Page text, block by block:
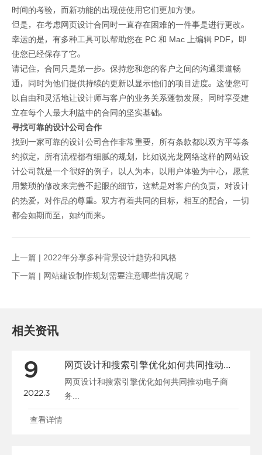
时间的考验，而新功能的出现使使用它们更加方便。
但是，在考虑网页设计合同时一直存在困难的一件事是进行更改。
幸运的是，有多种工具可以帮助您在 PC 和 Mac 上编辑 PDF，即
使您已经保存了它。
请记住，合同只是第一步。保持您和您的客户之间的沟通渠道畅
通，同时为他们提供持续的更新以显示他们的项目进度。这使您可
以自由和灵活地让设计师与客户的业务关系蓬勃发展，同时享受建
立在每个人最大利益中的合同的坚实基础。
寻找可靠的设计公司合作
找到一家可靠的设计公司合作非常重要，所有条款都以双方平等条
约拟定，所有流程都有细腻的规划，比如说光龙网络这样的网站设
计公司就是一个很好的例子，以人为本，以用户体验为中心，愿意
用繁琐的修改来完善不起眼的细节，这就是对客户的负责，对设计
的热爱，对作品的尊重。双方有着共同的目标，相互的配合，一切
都会如期而至，如约而来。
上一篇 | 2022年分享多种背景设计趋势和风格
下一篇 | 网站建设制作规划需要注意哪些情况呢？
相关资讯
9
2022.3
网页设计和搜索引擎优化如何共同推动电子商
务...
查看详情